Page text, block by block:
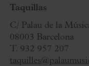
Taquillas
C/ Palau de la
08003 Barcelona
T. 932 957 207